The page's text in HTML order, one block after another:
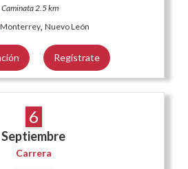
Caminata 2.5 km
Monterrey, Nuevo León
Regístrate
6
Septiembre
Carrera